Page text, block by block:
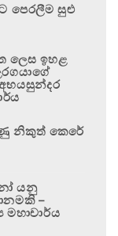
පෙරලීම සුළු
ලෙස ඉහළ
නිකුත් කෙරේ
යනු
–